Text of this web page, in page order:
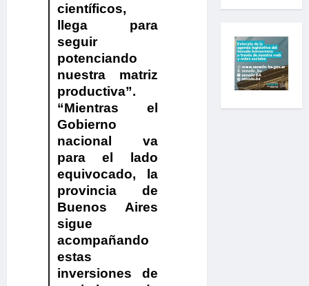
científicos,
llega para
seguir
potenciando
nuestra matriz
productiva”.
“Mientras el
Gobierno
nacional va
para el lado
equivocado, la
provincia de
Buenos Aires
sigue
acompañando
estas
inversiones de